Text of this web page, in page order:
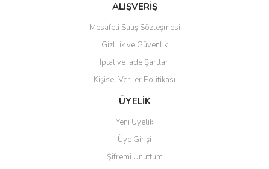
Gönder
ALIŞVERİŞ
Mesafeli Satış Sözleşmesi
Gizlilik ve Güvenlik
İptal ve İade Şartları
Kişisel Veriler Politikası
ÜYELİK
Yeni Üyelik
Üye Girişi
Şifremi Unuttum